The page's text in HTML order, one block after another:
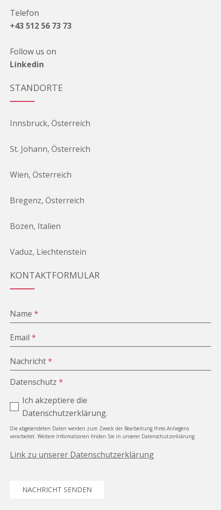
Telefon
+43 512 56 73 73
Follow us on
Linkedin
STANDORTE
Innsbruck, Österreich
St. Johann, Österreich
Wien, Österreich
Bregenz, Österreich
Bozen, Italien
Vaduz, Liechtenstein
KONTAKTFORMULAR
Name*
Email*
Nachricht*
Datenschutz*
Ich akzeptiere die
Datenschutzerklärung.
Die abgesendeten Daten werden zum Zweck der Bearbeitung Ihres Anliegens
verarbeitet. Weitere Informationen finden Sie in unserer Datenschutzerklärung.
Link zu unserer Datenschutzerklärung
NACHRICHT SENDEN